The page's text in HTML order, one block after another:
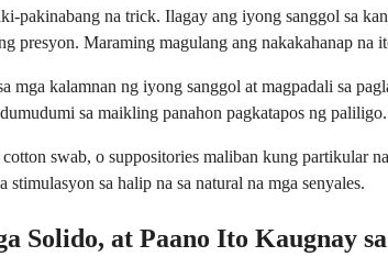
pakinabang na trick. Ilagay ang iyong sanggol sa
presyon. Maraming magulang ang nakakahanap na
mga kalamnan ng iyong sanggol at magpadali sa
sa maikling panahon pagkatapos ng paliligo.
swab, o suppositories maliban kung
sa halip na sa natural na mga senyales.
Solido, at Paano Ito Kaugnay